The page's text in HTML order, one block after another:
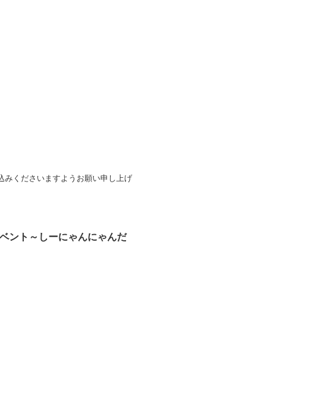
みくださいますようお願い申し上げ
ント～しーにゃんにゃんだ